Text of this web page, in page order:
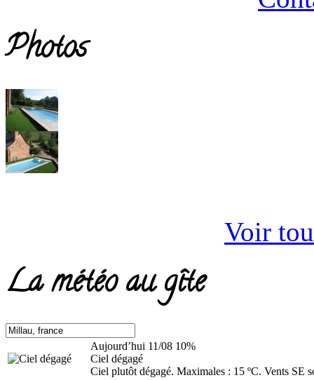
Photos
Voir
La météo au gîte
Aujourd’hui 11/08 10%
Ciel dégagé
Ciel plutôt dégagé. Maximales : 15 ºC. Vents SE